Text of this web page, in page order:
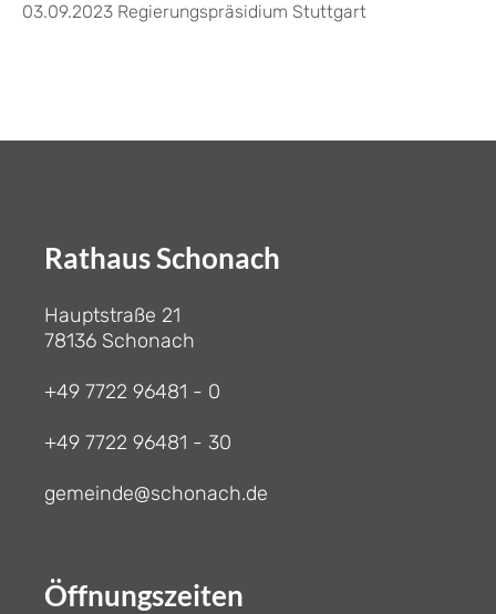
03.09.2023 Regierungspräsidium Stuttgart
Rathaus Schonach
Hauptstraße 21
78136 Schonach
+49 7722 96481 - 0
+49 7722 96481 - 30
gemeinde@schonach.de
Öffnungszeiten